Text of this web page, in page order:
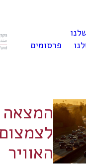
פרסומים
האוויר